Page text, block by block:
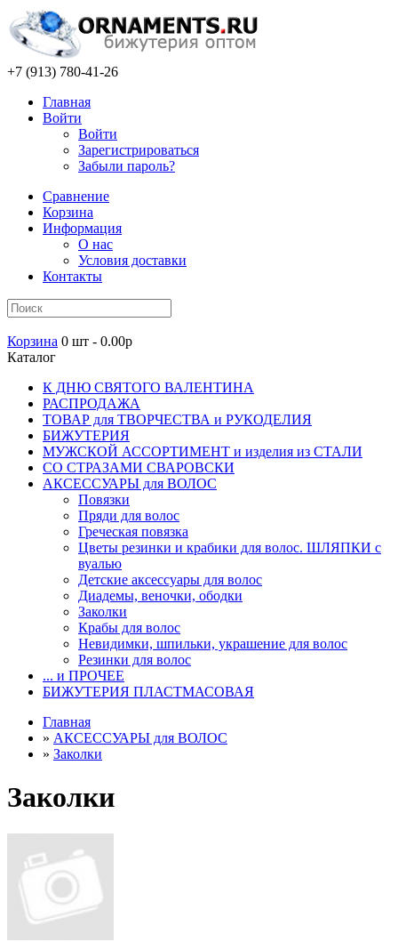
+7 (913) 780-41-26
Главная
Войти
Войти
Зарегистрироваться
Забыли пароль?
Сравнение
Корзина
Информация
О нас
Условия доставки
Контакты
Корзина 0 шт - 0.00р
Каталог
К ДНЮ СВЯТОГО ВАЛЕНТИНА
РАСПРОДАЖА
ТОВАР для ТВОРЧЕСТВА и РУКОДЕЛИЯ
БИЖУТЕРИЯ
МУЖСКОЙ АССОРТИМЕНТ и изделия из СТАЛИ
СО СТРАЗАМИ СВАРОВСКИ
АКСЕССУАРЫ для ВОЛОС
Повязки
Пряди для волос
Греческая повязка
Цветы резинки и крабики для волос. ШЛЯПКИ с
вуалью
Детские аксессуары для волос
Диадемы, веночки, ободки
Заколки
Крабы для волос
Невидимки, шпильки, украшение для волос
Резинки для волос
... и ПРОЧЕЕ
БИЖУТЕРИЯ ПЛАСТМАСОВАЯ
Главная
» АКСЕССУАРЫ для ВОЛОС
» Заколки
Заколки